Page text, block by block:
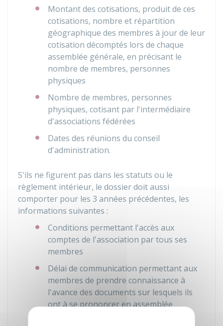
Montant des cotisations, produit de ces
cotisations, nombre et répartition
géographique des membres à jour de leur
cotisation décomptés lors de chaque
assemblée générale, en précisant le
nombre de membres, personnes
physiques
Nombre de membres, personnes
physiques, cotisant par l'intermédiaire
d'associations fédérées
Dates des réunions du conseil
d'administration.
S'ils ne figurent pas dans les statuts ou le
règlement intérieur, le dossier doit aussi
comporter pour les 3 années précédentes, les
informations suivantes :
Conditions permettant l'accès aux
comptes de l'association par tous ses
membres
Délai de communication permettant aux
membres de prendre connaissance à
l'avance des documents sur lesquels ils
ont à se prononcer en assemblée